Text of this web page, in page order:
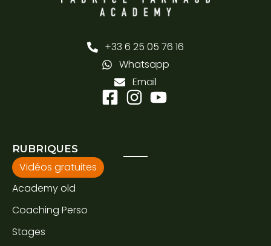
+33 6 25 05 76 16
Whatsapp
Email
RUBRIQUES
Vidéos gratuites
Academy old
Coaching Perso
Stages